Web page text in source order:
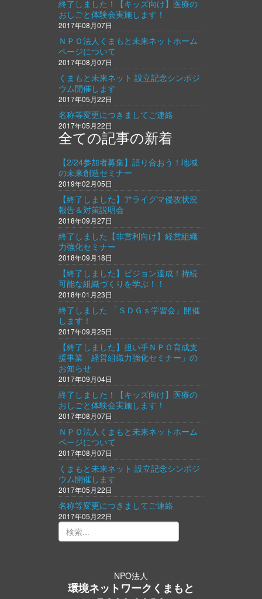
終了しました！【キッズ向け】医療の
おしごと体験会実施します！
2017年08月07日
ＮＰＯ法人くまもと未来ネットホーム
ページについて
2017年08月07日
くまもと未来ネット 設立記念シンポジ
ウム開催します
2017年05月22日
名称等変更につきましてご連絡
2017年05月22日
全ての記事の新着
【2/24参加者募集】語り合おう！地域
の未来創造セミナー
2019年02月05日
【終了しました】アライグマ侵攻状況
報告＆対策説明会
2018年09月27日
終了しました【非営利向け】経営組織
力強化セミナー
2018年09月18日
【終了しました】ビジョン達成！持続
可能な組織づくりを学ぶ！！
2018年01月23日
終了しました 「ＳＤＧｓ学習会」開催
します！
2017年09月25日
【終了しました】担い手ＮＰＯ育成支
援事業「経営組織力強化セミナー」の
お知らせ
2017年09月04日
終了しました！【キッズ向け】医療の
おしごと体験会実施します！
2017年08月07日
ＮＰＯ法人くまもと未来ネットホーム
ページについて
2017年08月07日
くまもと未来ネット 設立記念シンポジ
ウム開催します
2017年05月22日
名称等変更につきましてご連絡
2017年05月22日
NPO法人
環境ネットワークくまもと